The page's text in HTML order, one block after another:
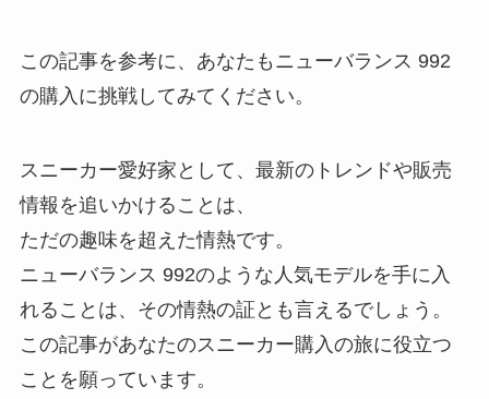
この記事を参考に、あなたもニューバランス 992
の購入に挑戦してみてください。
スニーカー愛好家として、最新のトレンドや販売
情報を追いかけることは、
ただの趣味を超えた情熱です。
ニューバランス 992のような人気モデルを手に入
れることは、その情熱の証とも言えるでしょう。
この記事があなたのスニーカー購入の旅に役立つ
ことを願っています。